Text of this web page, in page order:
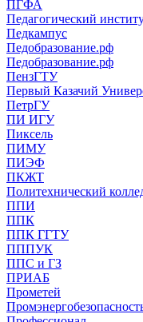
ПГФА
Педагогический
Педкампус
Педобразование.рф
Педобразование.рф
ПензГТУ
Первый Казачий
ПетрГУ
ПИ ИГУ
Пиксель
ПИМУ
ПИЭФ
ПКЖТ
Политехнический
ППИ
ППК
ППК ГГТУ
ПППУК
ППС и ГЗ
ПРИАБ
Прометей